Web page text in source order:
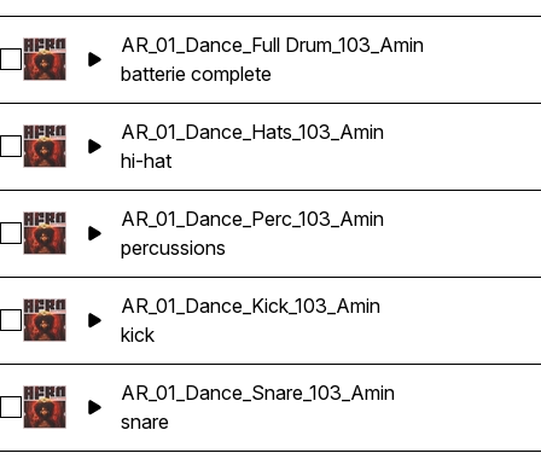
Sélectionnez AR_01_Dance_Full Drum_103_Amin
AR_01_Dance_Full Drum_103_Amin
batterie complete
Sélectionnez AR_01_Dance_Hats_103_Amin
AR_01_Dance_Hats_103_Amin
hi-hat
Sélectionnez AR_01_Dance_Perc_103_Amin
AR_01_Dance_Perc_103_Amin
percussions
Sélectionnez AR_01_Dance_Kick_103_Amin
AR_01_Dance_Kick_103_Amin
kick
Sélectionnez AR_01_Dance_Snare_103_Amin
AR_01_Dance_Snare_103_Amin
snare